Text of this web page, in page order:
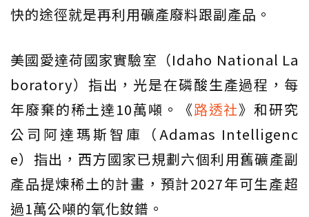
快的途徑就是再利用礦產廢料跟副產品。
美國愛達荷國家實驗室（Idaho National La
boratory）指出，光是在磷酸生產過程，每
年廢棄的稀土達10萬噸。《路透社》和研究
公司阿達瑪斯智庫（Adamas Intelligenc
e）指出，西方國家已規劃六個利用舊礦產副
產品提煉稀土的計畫，預計2027年可生產超
過1萬公噸的氧化釹鐠。